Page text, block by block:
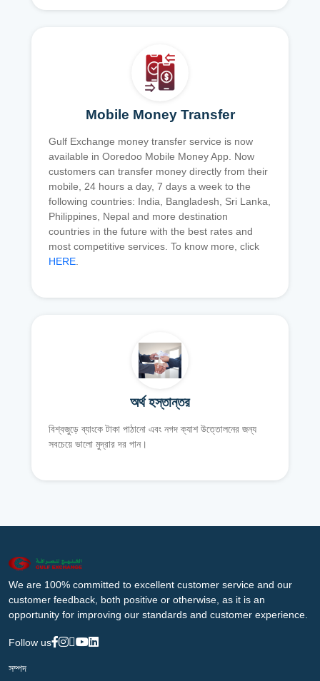
Mobile Money Transfer
Gulf Exchange money transfer service is now
available in Ooredoo Mobile Money App. Now
customers can transfer money directly from their
mobile, 24 hours a day, 7 days a week to the
following countries: India, Bangladesh, Sri Lanka,
Philippines, Nepal and more destination
countries in the future with the best rates and
most competitive services. To know more, click
HERE.
অর্থ হস্তান্তর
বিশ্বজুড়ে ব্যাংকে টাকা পাঠানো এবং নগদ ক্যাশ উত্তোলনের জন্য
সবচেয়ে ভালো মুদ্রার দর পান।
We are 100% committed to excellent customer service and our
customer feedback, both positive or otherwise, as it is an
opportunity for improving our standards and customer experience.
Follow us
সম্পদ